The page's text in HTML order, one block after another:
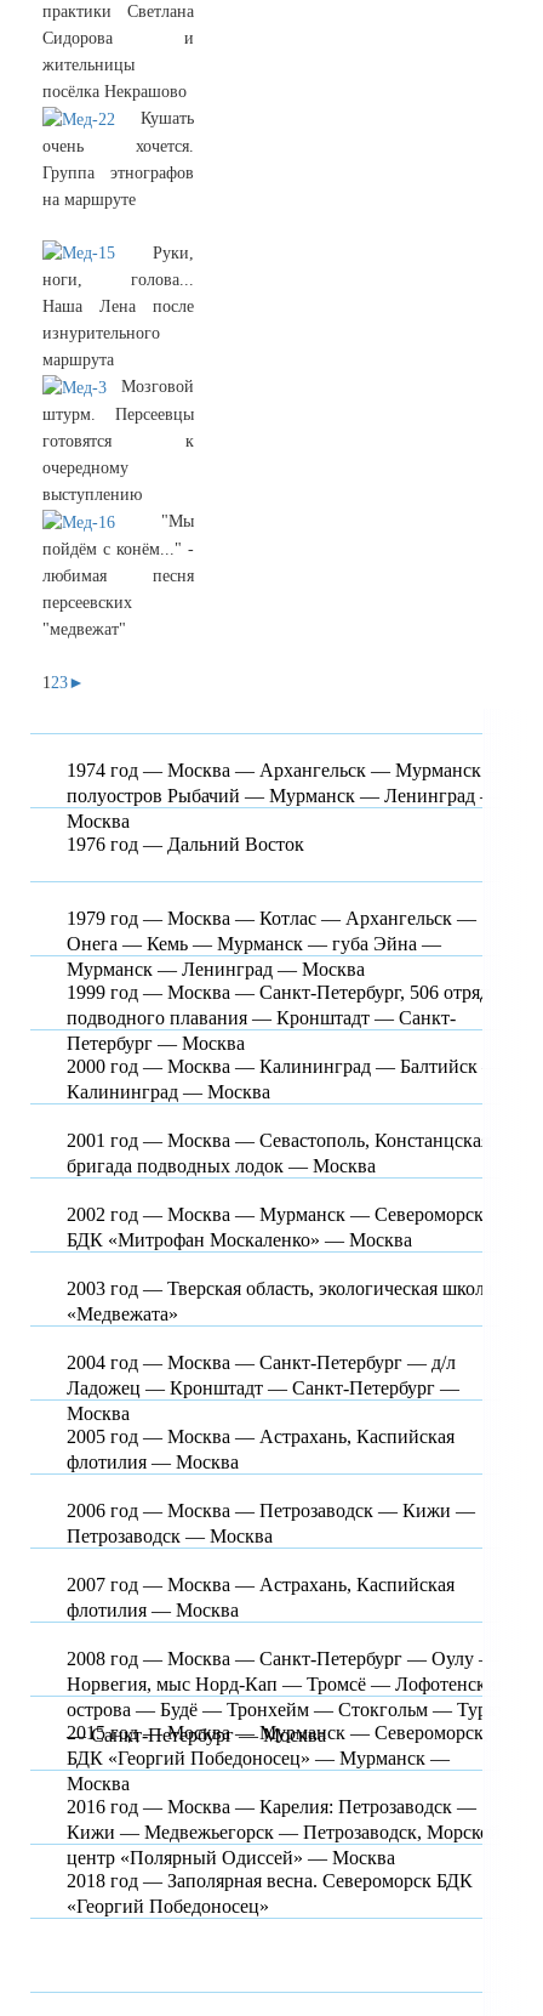
практики Светлана
Сидорова и
жительницы
посёлка Некрашово
Кушать
очень хочется.
Группа этнографов
на маршруте
Руки,
ноги, голова...
Наша Лена после
изнурительного
маршрута
Мозговой
штурм. Персеевцы
готовятся к
очередному
выступлению
"Мы
пойдём с конём..." -
любимая песня
персеевских
"медвежат"
123►
1974 год — Москва — Архангельск — Мурманск —
полуостров Рыбачий — Мурманск — Ленинград —
Москва
1976 год — Дальний Восток
1979 год — Москва — Котлас — Архангельск —
Онега — Кемь — Мурманск — губа Эйна —
Мурманск — Ленинград — Москва
1999 год — Москва — Санкт-Петербург, 506 отряд
подводного плавания — Кронштадт — Санкт-
Петербург — Москва
2000 год — Москва — Калининград — Балтийск —
Калининград — Москва
2001 год — Москва — Севастополь, Констанцская
бригада подводных лодок — Москва
2002 год — Москва — Мурманск — Североморск,
БДК «Митрофан Москаленко» — Москва
2003 год — Тверская область, экологическая школа
«Медвежата»
2004 год — Москва — Санкт-Петербург — д/л
Ладожец — Кронштадт — Санкт-Петербург —
Москва
2005 год — Москва — Астрахань, Каспийская
флотилия — Москва
2006 год — Москва — Петрозаводск — Кижи —
Петрозаводск — Москва
2007 год — Москва — Астрахань, Каспийская
флотилия — Москва
2008 год — Москва — Санкт-Петербург — Оулу —
Норвегия, мыс Норд-Кап — Тромсё — Лофотенские
острова — Будё — Тронхейм — Стокгольм — Турку
— Санкт-Петербург — Москва
2015 год — Москва — Мурманск — Североморск,
БДК «Георгий Победоносец» — Мурманск —
Москва
2016 год — Москва — Карелия: Петрозаводск —
Кижи — Медвежьегорск — Петрозаводск, Морской
центр «Полярный Одиссей» — Москва
2018 год — Заполярная весна. Североморск БДК
«Георгий Победоносец»